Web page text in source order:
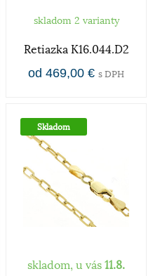
skladom 2 varianty
Retiazka K16.044.D2
od 469,00 € s DPH
Skladom
skladom, u vás 11.8.